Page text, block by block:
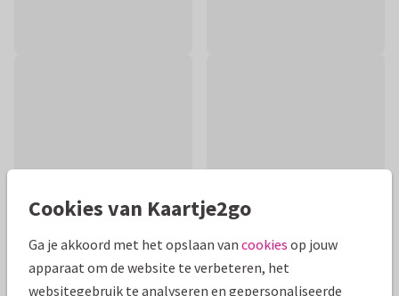
Cookies van Kaartje2go
Ga je akkoord met het opslaan van cookies op jouw
apparaat om de website te verbeteren, het
websitegebruik te analyseren en gepersonaliseerde